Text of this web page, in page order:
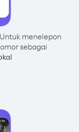
Untuk menelepon
sebagai